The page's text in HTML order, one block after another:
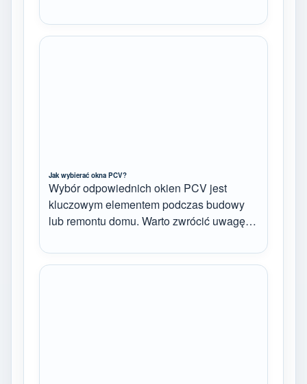
Jak wybierać okna PCV?
Wybór odpowiednich okien PCV jest
kluczowym elementem podczas budowy
lub remontu domu. Warto zwrócić uwagę…